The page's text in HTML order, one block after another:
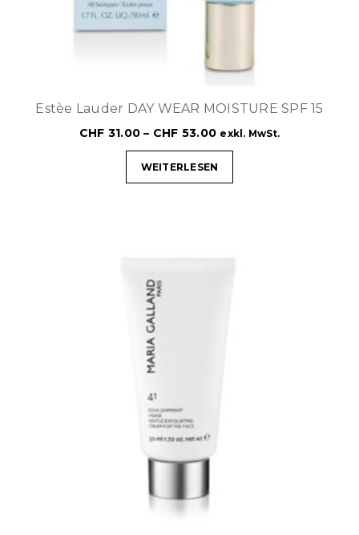
Estèe Lauder DAY WEAR MOISTURE SPF 15
CHF 31.00 – CHF 53.00 exkl. MwSt.
WEITERLESEN